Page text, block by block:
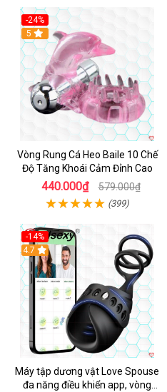
-24%
5
Vòng Rung Cá Heo Baile 10 Chế
Độ Tăng Khoái Cảm Đỉnh Cao
440.000₫ 579.000₫
(399)
-14%
4.7
Máy tập dương vật Love Spouse
đa năng điều khiển app, vòng